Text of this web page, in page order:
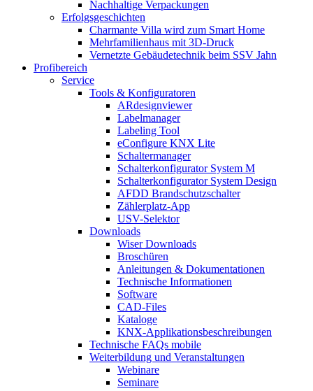
Nachhaltige Verpackungen
Erfolgsgeschichten
Charmante Villa wird zum Smart Home
Mehrfamilienhaus mit 3D-Druck
Vernetzte Gebäudetechnik beim SSV Jahn
Profibereich
Service
Tools & Konfiguratoren
ARdesignviewer
Labelmanager
Labeling Tool
eConfigure KNX Lite
Schaltermanager
Schalterkonfigurator System M
Schalterkonfigurator System Design
AFDD Brandschutzschalter
Zählerplatz-App
USV-Selektor
Downloads
Wiser Downloads
Broschüren
Anleitungen & Dokumentationen
Technische Informationen
Software
CAD-Files
Kataloge
KNX-Applikationsbeschreibungen
Technische FAQs mobile
Weiterbildung und Veranstaltungen
Webinare
Seminare